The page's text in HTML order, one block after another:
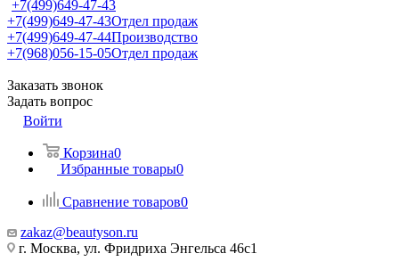
+7(499)649-47-43
+7(499)649-47-43Отдел продаж
+7(499)649-47-44Производство
+7(968)056-15-05Отдел продаж
Заказать звонок
Задать вопрос
Войти
Корзина0
Избранные товары0
Сравнение товаров0
zakaz@beautyson.ru
г. Москва, ул. Фридриха Энгельса 46с1